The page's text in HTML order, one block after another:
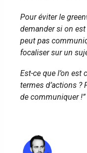
Pour éviter le
demander si on
peut pas
focaliser sur un
Est-ce que l’on est
termes d’actions ?
de communiquer !”